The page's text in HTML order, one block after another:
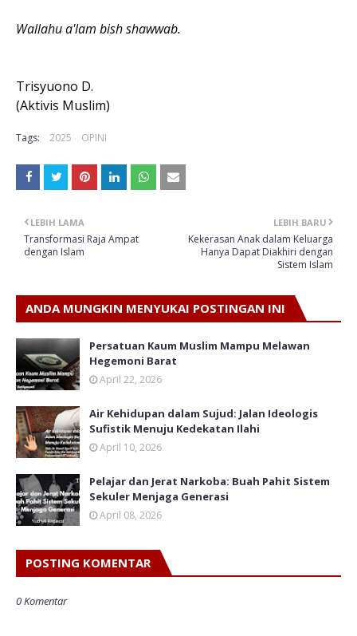
Wallahu a'lam bish shawwab.
Trisyuono D.
(Aktivis Muslim)
Tags: 2025 OPINI
LEBIH BARU
Kekerasan Anak dalam Keluarga
Hanya Dapat Diakhiri dengan
Sistem Islam
LEBIH LAMA
Transformasi Raja Ampat
dengan Islam
ANDA MUNGKIN MENYUKAI POSTINGAN INI
Persatuan Kaum Muslim Mampu Melawan
Hegemoni Barat
April 22, 2026
Air Kehidupan dalam Sujud: Jalan Ideologis
Sufistik Menuju Kedekatan Ilahi
April 10, 2026
Pelajar dan Jerat Narkoba: Buah Pahit Sistem
Sekuler Menjaga Generasi
April 08, 2026
POSTING KOMENTAR
0 Komentar